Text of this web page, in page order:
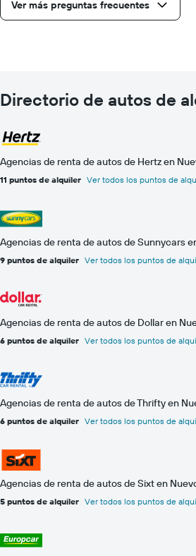
Ver más preguntas frecuentes
Directorio de autos de
Agencias de renta de autos de Hertz en
11 puntos de alquiler Ver todos los puntos de
Agencias de renta de autos de Sunnycars
9 puntos de alquiler Ver todos los puntos de
Agencias de renta de autos de Dollar en
6 puntos de alquiler Ver todos los puntos de
Agencias de renta de autos de Thrifty en
6 puntos de alquiler Ver todos los puntos de
Agencias de renta de autos de Sixt en
5 puntos de alquiler Ver todos los puntos de